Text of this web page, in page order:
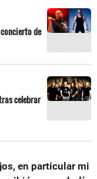
de
celebrar
en particular mi